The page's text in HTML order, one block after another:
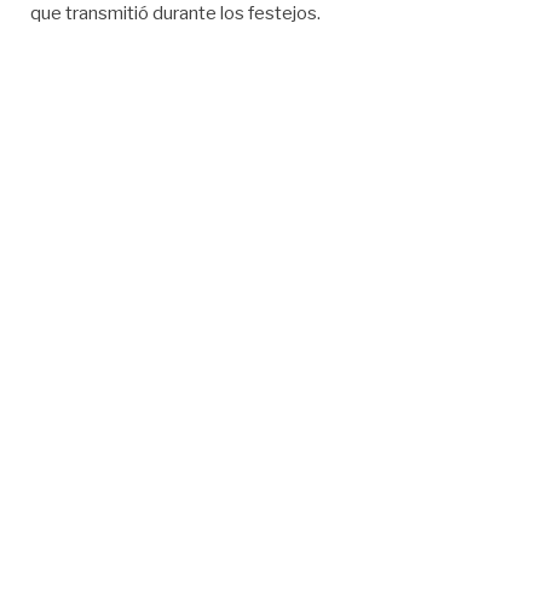
que transmitió durante los festejos.